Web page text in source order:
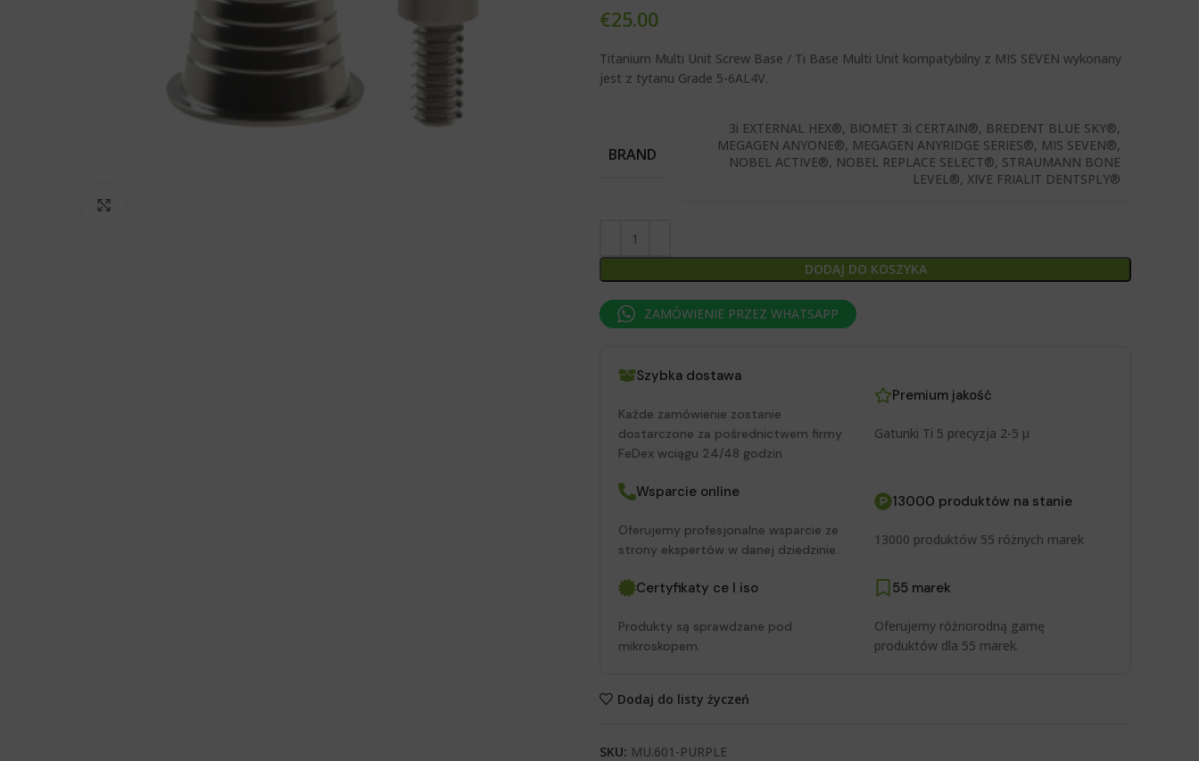
€25.00
Titanium Multi Unit Screw Base / Ti Base Multi Unit kompatybilny z MIS SEVEN wykonany
jest z tytanu Grade 5-6AL4V.
BRAND
3i EXTERNAL HEX®, BIOMET 3i CERTAIN®, BREDENT BLUE SKY®,
MEGAGEN ANYONE®, MEGAGEN ANYRIDGE SERIES®, MIS SEVEN®,
NOBEL ACTIVE®, NOBEL REPLACE SELECT®, STRAUMANN BONE
LEVEL®, XIVE FRIALIT DENTSPLY®
DODAJ DO KOSZYKA
ZAMÓWIENIE PRZEZ WHATSAPP
Szybka dostawa
Każde zamówienie zostanie
dostarczone za pośrednictwem firmy
FeDex wciągu 24/48 godzin
Premium jakość
Gatunki Ti 5 precyzja 2-5 μ
Wsparcie online
Oferujemy profesjonalne wsparcie ze
strony ekspertów w danej dziedzinie.
13000 produktów na stanie
13000 produktów 55 różnych marek
Certyfikaty ce I iso
Produkty są sprawdzane pod
mikroskopem.
55 marek
Oferujemy różnorodną gamę
produktów dla 55 marek.
Dodaj do listy życzeń
SKU: MU.601-PURPLE